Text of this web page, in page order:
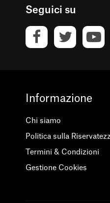
Seguici su
Informazione
Chi siamo
Politica sulla
Termini & Condizioni
Gestione Cookies